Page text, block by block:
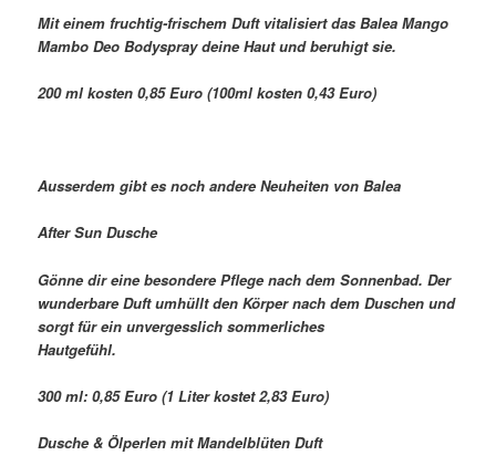
Mit einem fruchtig-frischem Duft vitalisiert das Balea Mango
Mambo Deo Bodyspray deine Haut und beruhigt sie.
200 ml kosten 0,85 Euro (100ml kosten 0,43 Euro)
Ausserdem gibt es noch andere Neuheiten von Balea
After Sun Dusche
Gönne dir eine besondere Pflege nach dem Sonnenbad. Der
wunderbare Duft umhüllt den Körper nach dem Duschen und
sorgt für ein unvergesslich sommerliches
Hautgefühl.
300 ml: 0,85 Euro (1 Liter kostet 2,83 Euro)
Dusche & Ölperlen mit Mandelblüten Duft